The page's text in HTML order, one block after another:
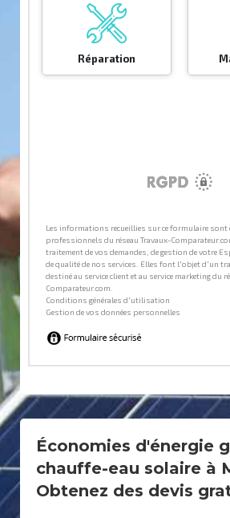
Économies d'énergie
chauffe-eau solaire à
Obtenez des devis